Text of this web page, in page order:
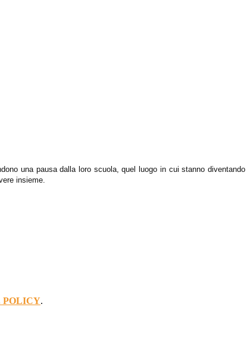
una pausa dalla loro scuola, quel luogo in cui stanno diventando
insieme.
POLICY.